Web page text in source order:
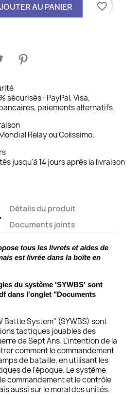
AU PANIER favorite_border
sécurisés : PayPal, Visa,
paiements alternatifs.
Relay ou Colissimo.
jusqu'à 14 jours après la livraison
Détails du produit
Documents joints
tous les livrets et aides de
est livrée dans la boîte en
du système 'SYWBS' sont
dans l'onglet "Documents
Battle System" (SYWBS) sont
tactiques jouables des
de Sept Ans. L'intention de la
comment le commandement
de bataille, en utilisant les
de l'époque. Le système
commandement et le contrôle
aussi sur le moral des unités.